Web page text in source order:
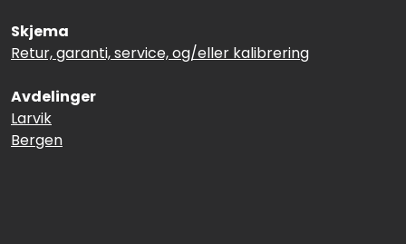
Skjema
Retur, garanti, service, og/eller kalibrering
Avdelinger
Larvik
Bergen